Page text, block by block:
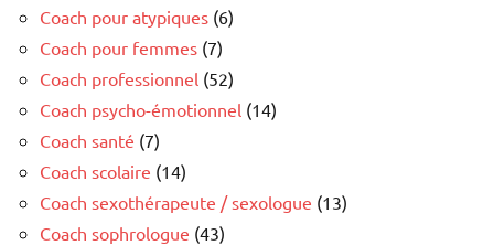
Coach pour atypiques (6)
Coach pour femmes (7)
Coach professionnel (52)
Coach psycho-émotionnel (14)
Coach santé (7)
Coach scolaire (14)
Coach sexothérapeute / sexologue (13)
Coach sophrologue (43)